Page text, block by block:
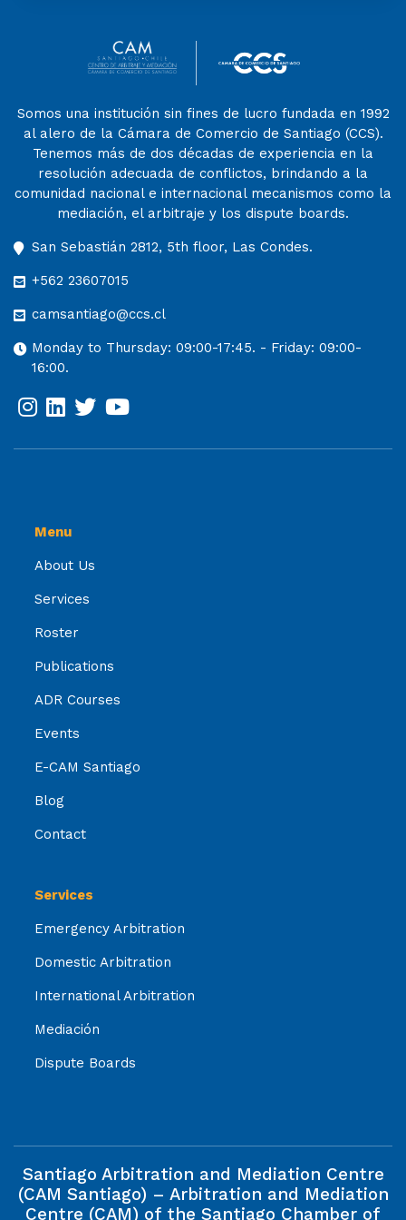
Somos una institución sin fines de lucro fundada en 1992
al alero de la Cámara de Comercio de Santiago (CCS).
Tenemos más de dos décadas de experiencia en la
resolución adecuada de conflictos, brindando a la
comunidad nacional e internacional mecanismos como la
mediación, el arbitraje y los dispute boards.
San Sebastián 2812, 5th floor, Las Condes.
+562 23607015
camsantiago@ccs.cl
Monday to Thursday: 09:00-17:45. - Friday: 09:00-
16:00.
Menu
About Us
Services
Roster
Publications
ADR Courses
Events
E-CAM Santiago
Blog
Contact
Services
Emergency Arbitration
Domestic Arbitration
International Arbitration
Mediación
Dispute Boards
Santiago Arbitration and Mediation Centre
(CAM Santiago) – Arbitration and Mediation
Centre (CAM) of the Santiago Chamber of